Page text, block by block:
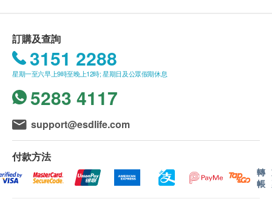
視力檢查
聽覺測試
總膽固醇
高密度膽固醇
低密度膽固醇
三酸甘油脂
糖尿
進行健康檢查後，一般情況下，需大概14-21個工作
天跟進檢查報告， 工作天不包括星期六、日及公眾假
期。輪候報告講解時間會因應不同情況(如個別化驗項
目所需時間或客人指明特定時段) 而有所延長。客人
可親身或授權親友前往本中心領取，或選擇以加密的
電郵方式郵寄報告。
講解報告
於領取報告當天由醫生講解報告
訂購及查詢
3151 2288
星期一至六早上9時至晚上12時; 星期日及公眾假期休息
5283 4117
support@esdlife.com
付款方法
轉
帳